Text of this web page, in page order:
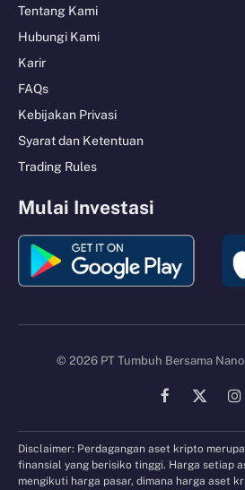
Tentang Kami
Hubungi Kami
Karir
FAQs
Kebijakan Privasi
Syarat dan Ketentuan
Trading Rules
Mulai Investasi
© 2026 PT Tumbuh Bersama
Facebook
X
Disclaimer: Perdagangan aset kripto
finansial yang berisiko tinggi. Harga setiap
mengikuti harga pasar, dimana harga aset